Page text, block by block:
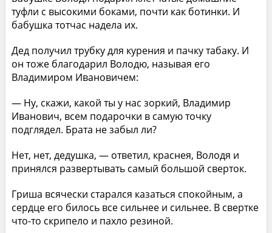
туфли с высокими боками, почти как ботинки. И
бабушка тотчас надела их.
Дед получил трубку для курения и пачку табаку. И
он тоже благодарил Володю, называя его
Владимиром Ивановичем:
— Ну, скажи, какой ты у нас зоркий, Владимир
Иванович, всем подарочки в самую точку
подглядел. Брата не забыл ли?
Нет, нет, дедушка, — ответил, краснея, Володя и
принялся развертывать самый большой сверток.
Гриша всячески старался казаться спокойным, а
сердце его билось все сильнее и сильнее. В свертке
что-то скрипело и пахло резиной.